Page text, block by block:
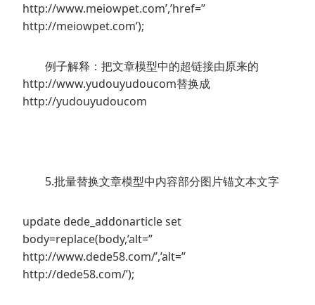
http://www.meiowpet.com’,’href=”
http://meiowpet.com’);
例子解释：把文章模型中的超链接由原来的
http://www.yudouyudoucom替换成
http://yudouyudoucom
5.批量替换文章模型中内容部分图片锚文本文字
update dede_addonarticle set
body=replace(body,’alt=”
http://www.dede58.com/’,’alt=”
http://dede58.com/’);